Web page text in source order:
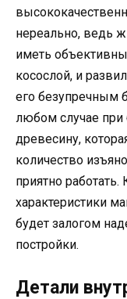
нереально, ведь
иметь
косослой, и
его безупречным
любом случае
древесину,
количество
приятно
характеристики
будет залогом
постройки.
Детали